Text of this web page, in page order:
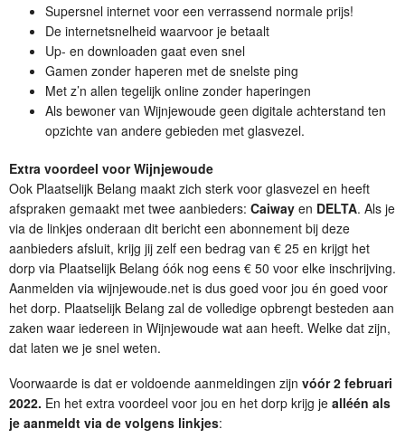
Supersnel internet voor een verrassend normale prijs!
De internetsnelheid waarvoor je betaalt
Up- en downloaden gaat even snel
Gamen zonder haperen met de snelste ping
Met z’n allen tegelijk online zonder haperingen
Als bewoner van Wijnjewoude geen digitale achterstand ten
opzichte van andere gebieden met glasvezel.
Extra voordeel voor Wijnjewoude
Ook Plaatselijk Belang maakt zich sterk voor glasvezel en heeft
afspraken gemaakt met twee aanbieders: Caiway en DELTA. Als je
via de linkjes onderaan dit bericht een abonnement bij deze
aanbieders afsluit, krijg jij zelf een bedrag van € 25 en krijgt het
dorp via Plaatselijk Belang óók nog eens € 50 voor elke inschrijving.
Aanmelden via wijnjewoude.net is dus goed voor jou én goed voor
het dorp. Plaatselijk Belang zal de volledige opbrengt besteden aan
zaken waar iedereen in Wijnjewoude wat aan heeft. Welke dat zijn,
dat laten we je snel weten.
Voorwaarde is dat er voldoende aanmeldingen zijn vóór 2 februari
2022. En het extra voordeel voor jou en het dorp krijg je alléén als
je aanmeldt via de volgens linkjes: